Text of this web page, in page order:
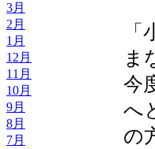
3月
2月
1月
12月
11月
10月
9月
8月
7月
ま
今
へ
の